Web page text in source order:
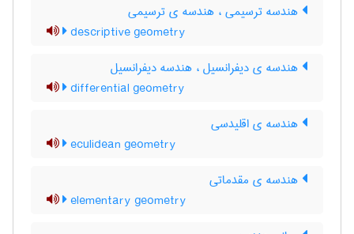
هندسه ترسیمی ، هندسه ی ترسیمی
descriptive geometry
هندسه ی دیفرانسیل ، هندسه دیفرانسیل
differential geometry
هندسه ی اقلیدسی
eculidean geometry
هندسه ی مقدماتی
elementary geometry